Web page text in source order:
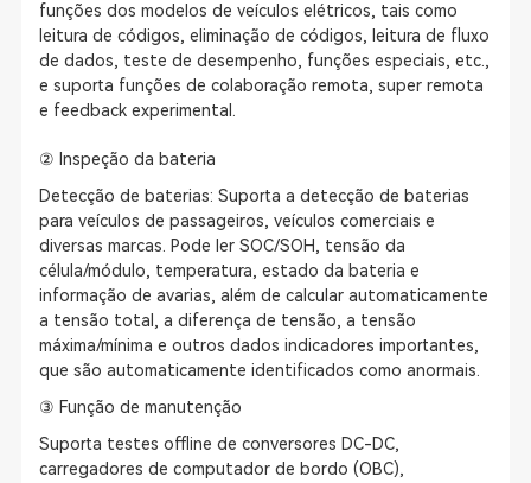
funções dos modelos de veículos elétricos, tais como
leitura de códigos, eliminação de códigos, leitura de fluxo
de dados, teste de desempenho, funções especiais, etc.,
e suporta funções de colaboração remota, super remota
e feedback experimental.
② Inspeção da bateria
Detecção de baterias: Suporta a detecção de baterias
para veículos de passageiros, veículos comerciais e
diversas marcas. Pode ler SOC/SOH, tensão da
célula/módulo, temperatura, estado da bateria e
informação de avarias, além de calcular automaticamente
a tensão total, a diferença de tensão, a tensão
máxima/mínima e outros dados indicadores importantes,
que são automaticamente identificados como anormais.
③ Função de manutenção
Suporta testes offline de conversores DC-DC,
carregadores de computador de bordo (OBC),